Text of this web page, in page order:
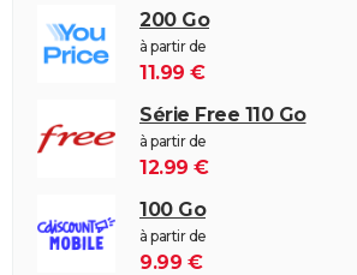
200 Go
à partir de
11.99 €
Série Free 110 Go
à partir de
12.99 €
100 Go
à partir de
9.99 €